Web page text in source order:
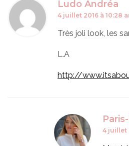
Ludo Andréa
4 juillet 2016 à 10:28
Très joli look, les
L.A
http://
4 juillet